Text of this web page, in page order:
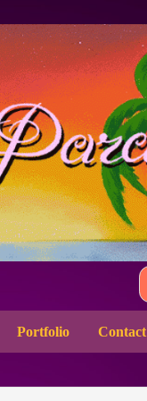
Portfolio Contact